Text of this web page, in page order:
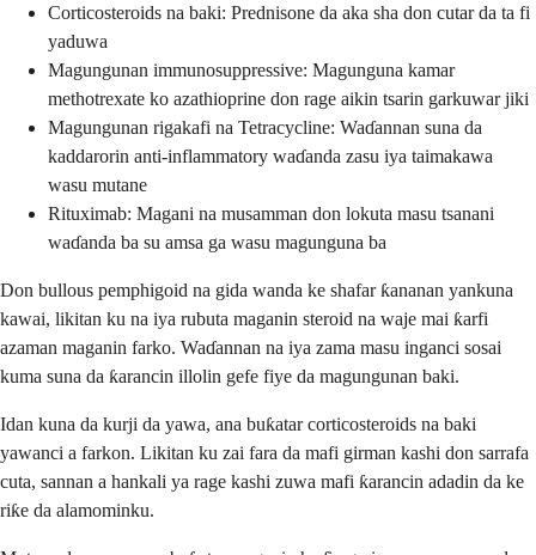
Corticosteroids na baki: Prednisone da aka sha don cutar da ta fi
yaduwa
Magungunan immunosuppressive: Magunguna kamar
methotrexate ko azathioprine don rage aikin tsarin garkuwar jiki
Magungunan rigakafi na Tetracycline: Waɗannan suna da
kaddarorin anti-inflammatory waɗanda zasu iya taimakawa
wasu mutane
Rituximab: Magani na musamman don lokuta masu tsanani
waɗanda ba su amsa ga wasu magunguna ba
Don bullous pemphigoid na gida wanda ke shafar ƙananan yankuna
kawai, likitan ku na iya rubuta maganin steroid na waje mai ƙarfi
azaman maganin farko. Waɗannan na iya zama masu inganci sosai
kuma suna da ƙarancin illolin gefe fiye da magungunan baki.
Idan kuna da kurji da yawa, ana buƙatar corticosteroids na baki
yawanci a farkon. Likitan ku zai fara da mafi girman kashi don sarrafa
cuta, sannan a hankali ya rage kashi zuwa mafi ƙarancin adadin da ke
riƙe da alamominku.